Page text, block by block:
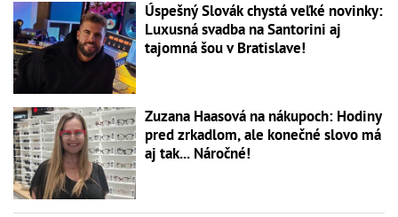
Úspešný Slovák chystá veľké novinky:
Luxusná svadba na Santorini aj
tajomná šou v Bratislave!
Zuzana Haasová na nákupoch: Hodiny
pred zrkadlom, ale konečné slovo má
aj tak... Náročné!